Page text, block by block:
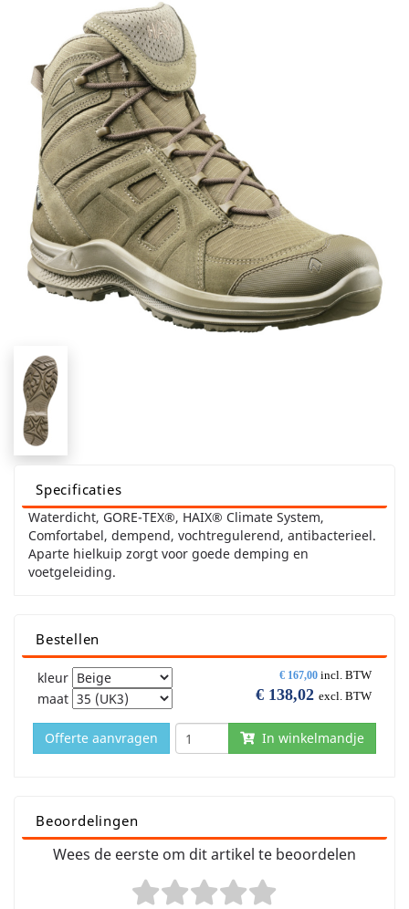
Specificaties
Waterdicht, GORE-TEX®, HAIX® Climate System,
Comfortabel, dempend, vochtregulerend, antibacterieel.
Aparte hielkuip zorgt voor goede demping en
voetgeleiding.
Bestellen
€ 167,00 incl. BTW
€ 138,02 excl. BTW
kleur
maat
In winkelmandje
Offerte aanvragen
Beoordelingen
Wees de eerste om dit artikel te beoordelen